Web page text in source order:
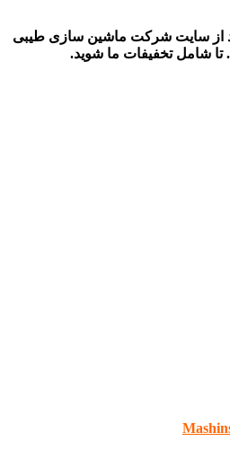
از سایت شرکت ماشین سازی طیبی
تا شامل تخفیفات ما شوید.